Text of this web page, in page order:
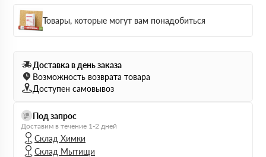
Товары, которые могут вам понадобиться
Доставка в день заказа
Возможность возврата товара
Доступен самовывоз
Под запрос
Доставим в течение 1-2 дней
Склад Химки
Склад Мытищи